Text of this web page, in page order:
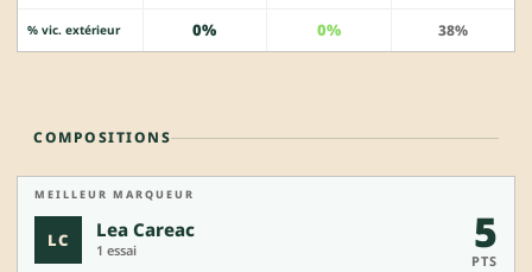
% vic. extérieur 0% 0% 38%
COMPOSITIONS
MEILLEUR MARQUEUR
LC Lea Careac
1 essai 5
PTS